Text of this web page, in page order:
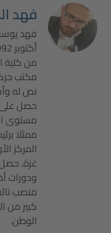
فهد
مكتب
نص له
حصل على
مستوى
ممثلا
المركز
غزة.
ودورات
منصب
كبير من
الوطن.